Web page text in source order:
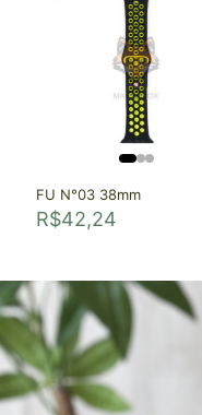
FU N°03 38mm
R$42,24